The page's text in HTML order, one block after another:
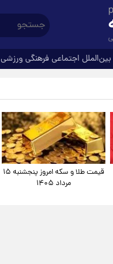
بین‌الملل اجتماعی فرهنگیورزشی
قیمت طلا و سکه امروز پنجشنبه ۱۵
مرداد ۱۴۰۵